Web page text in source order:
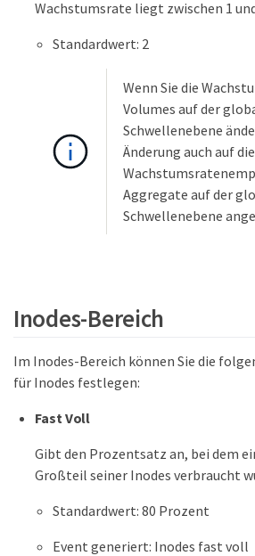
Wachstumsrate liegt zwischen 1
Standardwert: 2
Wenn Sie die
Volumes auf der
Schwellenebene
Änderung auch auf die
Aggregate auf der
Schwellenebene
Inodes-Bereich
Im Inodes-Bereich können Sie die
für Inodes festlegen:
Fast Voll
Gibt den Prozentsatz an, bei dem
Großteil seiner Inodes verbraucht
Standardwert: 80 Prozent
Event generiert: Inodes fast voll